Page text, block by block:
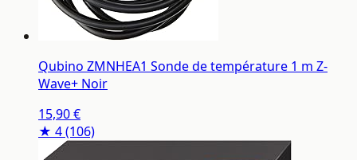
Qubino ZMNHEA1 Sonde de température 1 m Z-
Wave+ Noir
15,90 €
★ 4(106)